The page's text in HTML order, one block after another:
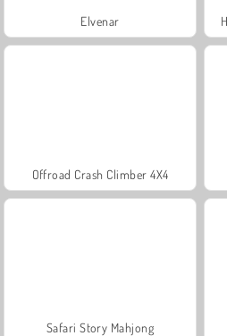
Elvenar
Offroad Crash Climber 4X4
Safari Story Mahjong